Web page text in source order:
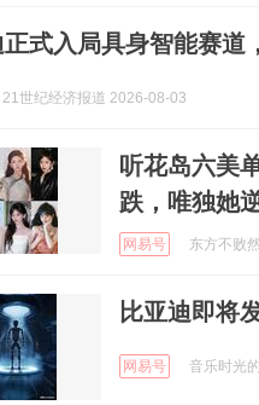
正式入局具身智能赛道
21世纪经济报道 2026-08-03
听花岛六美
跌，唯独她
网易号 东方不败
比亚迪即将
网易号 音乐时光